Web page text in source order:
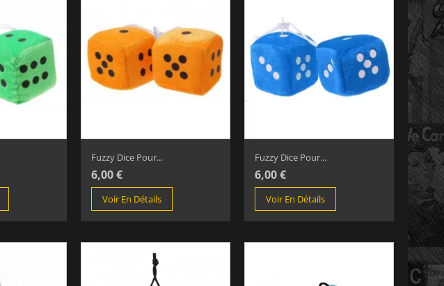
Fuzzy Dice Pour...
6,00 €
Voir En Détails
Fuzzy Dice Pour...
6,00 €
Voir En Détails